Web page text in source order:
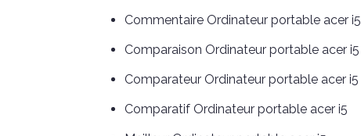
Commentaire Ordinateur portable acer i5
Comparaison Ordinateur portable acer i5
Comparateur Ordinateur portable acer i5
Comparatif Ordinateur portable acer i5